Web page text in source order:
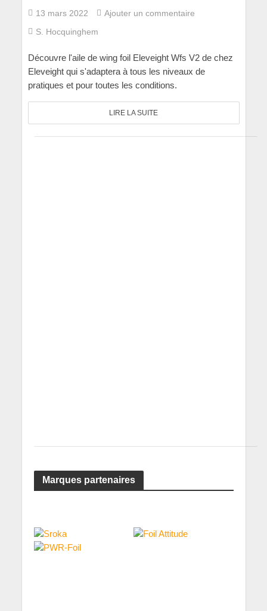
13 mars 2022
Ajouter un commentaire
S. Hocquinghem
Découvre l'aile de wing foil Eleveight Wfs V2 de chez
Eleveight qui s'adaptera à tous les niveaux de
pratiques et pour toutes les conditions.
LIRE LA SUITE
Marques partenaires